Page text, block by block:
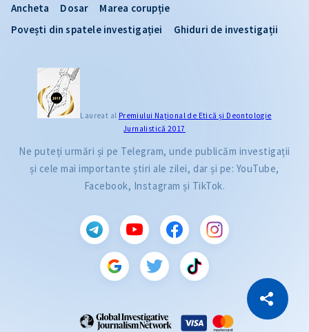
Copiază Link
Ancheta Dosar
Marea corupție
Povești din spatele investigației
Ghiduri de investigații
Laureat al Premiului Naţional de Etică și Deontologie
Jurnalistică 2017
Ne puteți urmări și pe Telegram, unde publicăm investigații
și cele mai importante știri ale zilei, dar și pe: YouTube,
Facebook, Instagram și TikTok.